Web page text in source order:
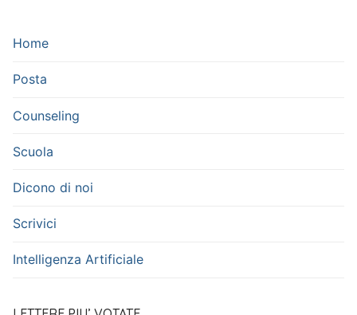
Home
Posta
Counseling
Scuola
Dicono di noi
Scrivici
Intelligenza Artificiale